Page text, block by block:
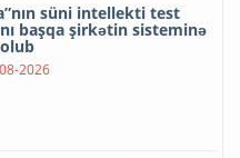
süni intellekti test
başqa şirkətin sisteminə
2026